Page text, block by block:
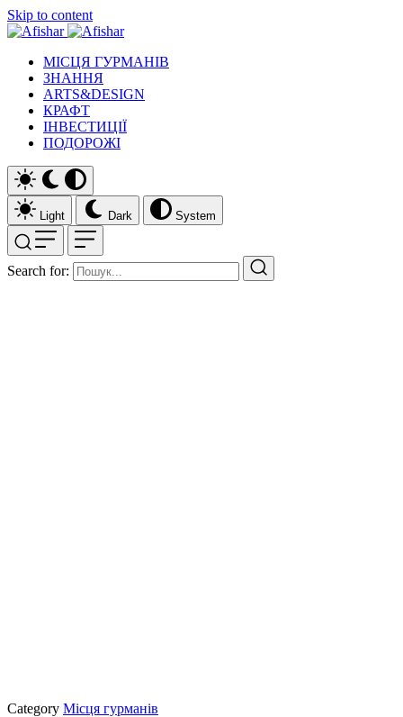
Skip to content
МІСЦЯ ГУРМАНІВ
ЗНАННЯ
ARTS&DESIGN
КРАФТ
ІНВЕСТИЦІЇ
ПОДОРОЖІ
Light Dark System
Search for:
Category Місця гурманів